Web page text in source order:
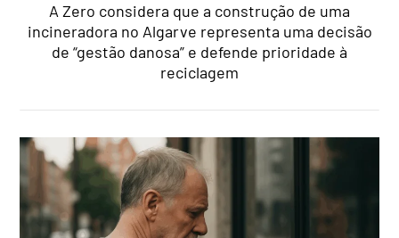
A Zero considera que a construção de uma
incineradora no Algarve representa uma decisão
de “gestão danosa” e defende prioridade à
reciclagem